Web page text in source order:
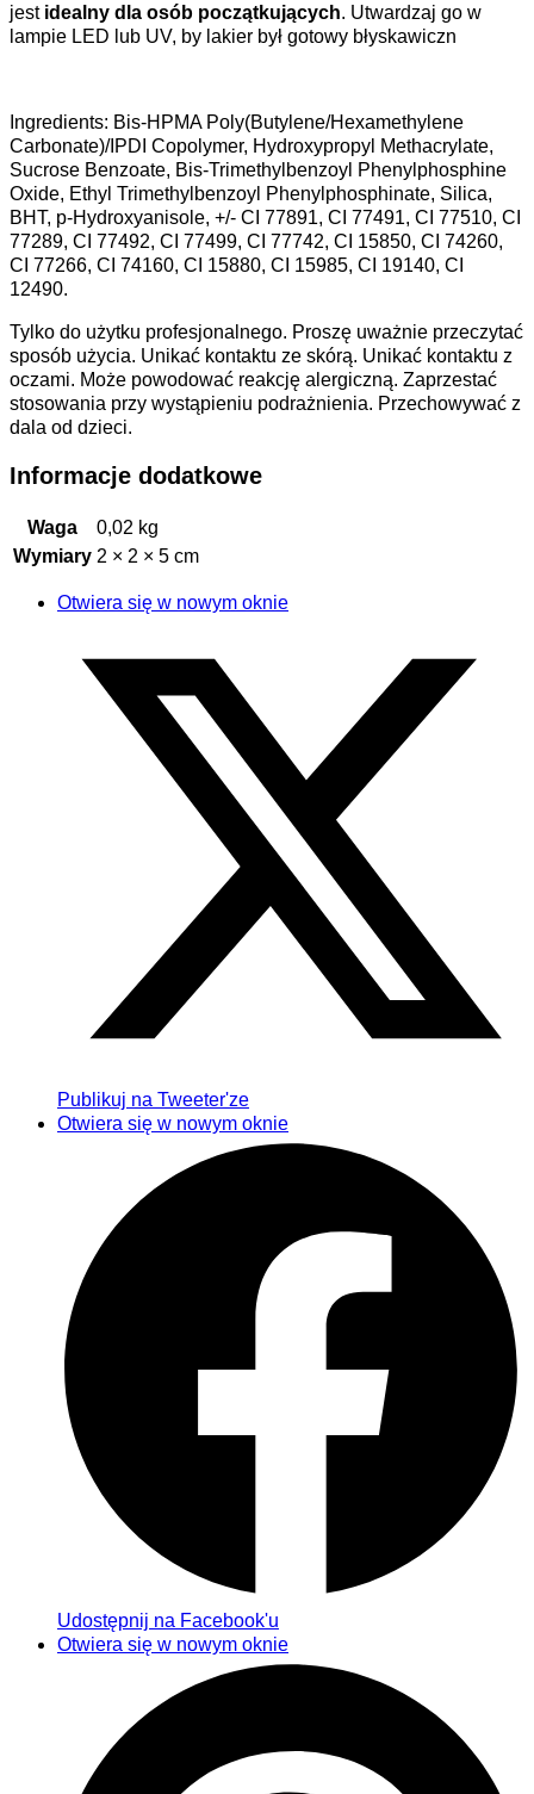
jest idealny dla osób początkujących. Utwardzaj go w
lampie LED lub UV, by lakier był gotowy błyskawiczn
Ingredients: Bis-HPMA Poly(Butylene/Hexamethylene
Carbonate)/IPDI Copolymer, Hydroxypropyl Methacrylate,
Sucrose Benzoate, Bis-Trimethylbenzoyl Phenylphosphine
Oxide, Ethyl Trimethylbenzoyl Phenylphosphinate, Silica,
BHT, p-Hydroxyanisole, +/- CI 77891, CI 77491, CI 77510, CI
77289, CI 77492, CI 77499, CI 77742, CI 15850, CI 74260,
CI 77266, CI 74160, CI 15880, CI 15985, CI 19140, CI
12490.
Tylko do użytku profesjonalnego. Proszę uważnie przeczytać
sposób użycia. Unikać kontaktu ze skórą. Unikać kontaktu z
oczami. Może powodować reakcję alergiczną. Zaprzestać
stosowania przy wystąpieniu podrażnienia. Przechowywać z
dala od dzieci.
Informacje dodatkowe
Waga
0,02 kg
Wymiary 2 × 2 × 5 cm
Otwiera się w nowym oknie
Publikuj na Tweeter'ze
Otwiera się w nowym oknie
Udostępnij na Facebook'u
Otwiera się w nowym oknie